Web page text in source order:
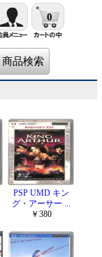
0
PSP UMD キン
グ・アーサー ...
￥380